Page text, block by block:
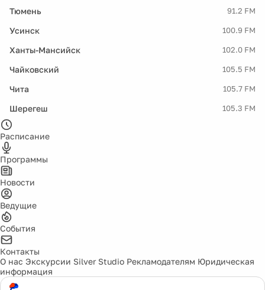
Тюмень 91.2 FM
Усинск 100.9 FM
Ханты-Мансийск 102.0 FM
Чайковский 105.5 FM
Чита 105.7 FM
Шерегеш 105.3 FM
Расписание
Программы
Новости
Ведущие
События
Контакты
О нас Экскурсии Silver Studio Рекламодателям Юридическая
информация